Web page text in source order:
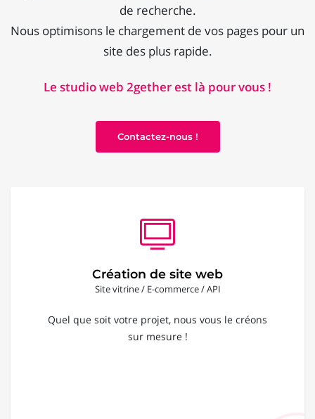
de recherche.
Nous optimisons le chargement de vos pages pour un
site des plus rapide.
Le studio web 2gether est là pour vous !
Contactez-nous !
Création de site web
Site vitrine / E-commerce / API
Quel que soit votre projet, nous vous le créons
sur mesure !